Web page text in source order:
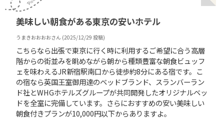
美味しい朝食がある東京の安いホテル
うまきおおおおさん (2025/12/29 投稿)
こちらなら出張で東京に行く時に利用するご希望に合う高層
階からの街並みを眺めながら朝から種類豊富な朝食ビュッフ
ェを味わえるJR新宿駅南口から徒歩約8分にある宿です。こ
の宿なら英国王室御用達のベッドブランド、スランバーラン
ド社とWHGホテルズグループが共同開発したオリジナルベッ
ドを全室に完備しています。さらにおすすめの安い美味しい
朝食付きプランが10,000円以下からありますよ。